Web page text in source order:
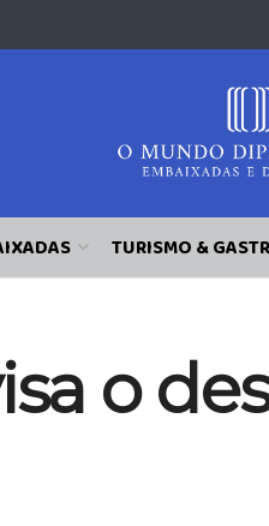
TURISMO &
o